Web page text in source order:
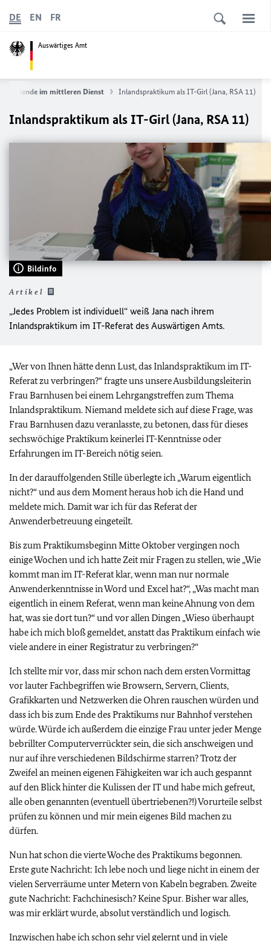
Auswärtiges Amt
DE EN FR
im mittleren Dienst Inlandspraktikum als IT-Girl (Jana, RSA 11)
Inlandspraktikum als IT-Girl (Jana, RSA 11)
Bildinfo
Artikel
„Jedes Problem ist individuell“ weiß Jana nach ihrem
Inlandspraktikum im IT-Referat des Auswärtigen Amts.
„Wer von Ihnen hätte denn Lust, das Inlandspraktikum im IT-
Referat zu verbringen?“ fragte uns unsere Ausbildungsleiterin
Frau Barnhusen bei einem Lehrgangstreffen zum Thema
Inlandspraktikum. Niemand meldete sich auf diese Frage, was
Frau Barnhusen dazu veranlasste, zu betonen, dass für dieses
sechswöchige Praktikum keinerlei IT-Kenntnisse oder
Erfahrungen im IT-Bereich nötig seien.
In der darauffolgenden Stille überlegte ich „Warum eigentlich
nicht?“ und aus dem Moment heraus hob ich die Hand und
meldete mich. Damit war ich für das Referat der
Anwenderbetreuung eingeteilt.
Bis zum Praktikumsbeginn Mitte Oktober vergingen noch
einige Wochen und ich hatte Zeit mir Fragen zu stellen, wie „Wie
kommt man im IT-Referat klar, wenn man nur normale
Anwenderkenntnisse in Word und Excel hat?“, „Was macht man
eigentlich in einem Referat, wenn man keine Ahnung von dem
hat, was sie dort tun?“ und vor allen Dingen „Wieso überhaupt
habe ich mich bloß gemeldet, anstatt das Praktikum einfach wie
viele andere in einer Registratur zu verbringen?“
Ich stellte mir vor, dass mir schon nach dem ersten Vormittag
vor lauter Fachbegriffen wie Browsern, Servern, Clients,
Grafikkarten und Netzwerken die Ohren rauschen würden und
dass ich bis zum Ende des Praktikums nur Bahnhof verstehen
würde. Würde ich außerdem die einzige Frau unter jeder Menge
bebrillter Computerverrückter sein, die sich anschweigen und
nur auf ihre verschiedenen Bildschirme starren? Trotz der
Zweifel an meinen eigenen Fähigkeiten war ich auch gespannt
auf den Blick hinter die Kulissen der IT und habe mich gefreut,
alle oben genannten (eventuell übertriebenen?!) Vorurteile selbst
prüfen zu können und mir mein eigenes Bild machen zu
dürfen.
Nun hat schon die vierte Woche des Praktikums begonnen.
Erste gute Nachricht: Ich lebe noch und liege nicht in einem der
vielen Serverräume unter Metern von Kabeln begraben. Zweite
gute Nachricht: Fachchinesisch? Keine Spur. Bisher war alles,
was mir erklärt wurde, absolut verständlich und logisch.
Inzwischen habe ich schon sehr viel gelernt und in viele